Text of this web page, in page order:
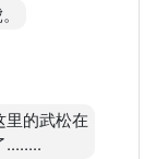
里的武松在
........